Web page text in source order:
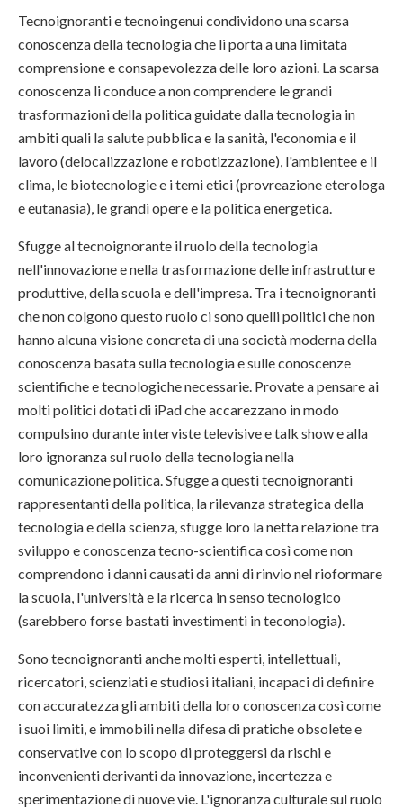
Tecnoignoranti e tecnoingenui condividono una scarsa
conoscenza della tecnologia che li porta a una limitata
comprensione e consapevolezza delle loro azioni. La scarsa
conoscenza li conduce a non comprendere le grandi
trasformazioni della politica guidate dalla tecnologia in
ambiti quali la salute pubblica e la sanità, l'economia e il
lavoro (delocalizzazione e robotizzazione), l'ambientee e il
clima, le biotecnologie e i temi etici (provreazione eterologa
e eutanasia), le grandi opere e la politica energetica.
Sfugge al tecnoignorante il ruolo della tecnologia
nell'innovazione e nella trasformazione delle infrastrutture
produttive, della scuola e dell'impresa. Tra i tecnoignoranti
che non colgono questo ruolo ci sono quelli politici che non
hanno alcuna visione concreta di una società moderna della
conoscenza basata sulla tecnologia e sulle conoscenze
scientifiche e tecnologiche necessarie. Provate a pensare ai
molti politici dotati di iPad che accarezzano in modo
compulsino durante interviste televisive e talk show e alla
loro ignoranza sul ruolo della tecnologia nella
comunicazione politica. Sfugge a questi tecnoignoranti
rappresentanti della politica, la rilevanza strategica della
tecnologia e della scienza, sfugge loro la netta relazione tra
sviluppo e conoscenza tecno-scientifica così come non
comprendono i danni causati da anni di rinvio nel rioformare
la scuola, l'università e la ricerca in senso tecnologico
(sarebbero forse bastati investimenti in teconologia).
Sono tecnoignoranti anche molti esperti, intellettuali,
ricercatori, scienziati e studiosi italiani, incapaci di definire
con accuratezza gli ambiti della loro conoscenza così come
i suoi limiti, e immobili nella difesa di pratiche obsolete e
conservative con lo scopo di proteggersi da rischi e
inconvenienti derivanti da innovazione, incertezza e
sperimentazione di nuove vie. L'ignoranza culturale sul ruolo